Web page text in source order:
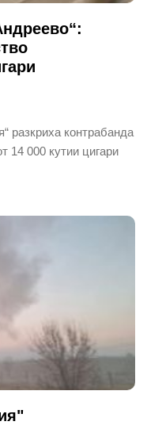
разкриха контрабанда
14 000 кутии цигари